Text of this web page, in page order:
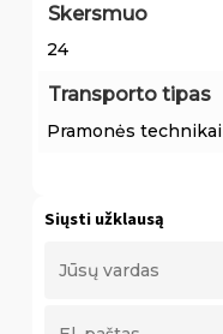
Skersmuo
24
Transporto tipas
Pramonės technikai
Siųsti užklausą